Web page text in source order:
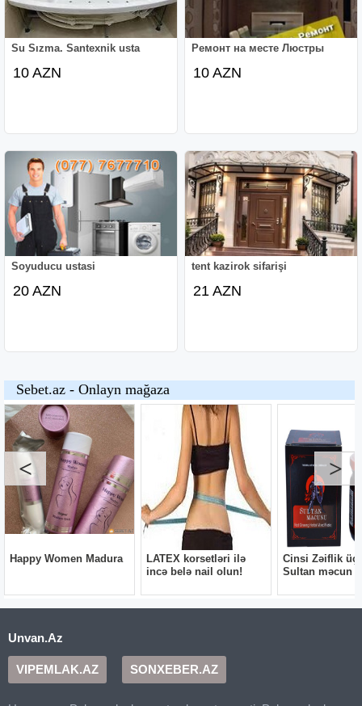
Su Sızma. Santexnik usta
10 AZN
Ремонт на месте Люстры
10 AZN
Soyuducu ustasi
20 AZN
tent kazirok sifarişi
21 AZN
Unvan.Az
VIPEMLAK.AZ SONXEBER.AZ